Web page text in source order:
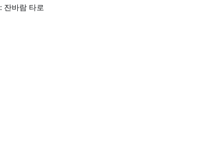
잔바람 타로